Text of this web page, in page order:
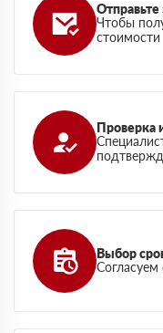
Отправьте
Чтобы
стоимости
Проверка
Выбор
Согласуем